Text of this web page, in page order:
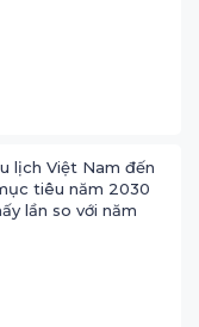
lịch Việt Nam đến
tiêu năm 2030
lần so với năm